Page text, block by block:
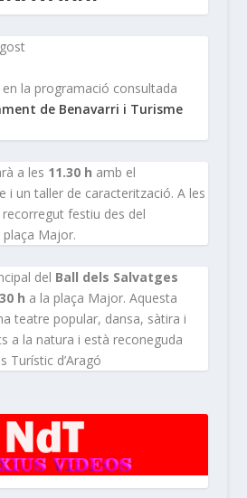
la programació consultada
de Benavarri i Turisme
a les 11.30 h amb el
i un taller de caracterització. A les
festiu des del
Major.
del Ball dels Salvatges
h a la plaça Major. Aquesta
teatre popular, dansa, sàtira i
a la natura i està reconeguda
Turístic d’Aragó